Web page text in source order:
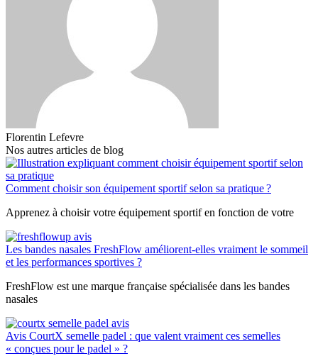
Florentin Lefevre
Nos autres articles de blog
Comment choisir son équipement sportif selon sa pratique ?
Apprenez à choisir votre équipement sportif en fonction de votre
Les bandes nasales FreshFlow améliorent-elles vraiment le sommeil
et les performances sportives ?
FreshFlow est une marque française spécialisée dans les bandes
nasales
Avis CourtX semelle padel : que valent vraiment ces semelles
« conçues pour le padel » ?